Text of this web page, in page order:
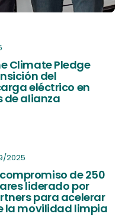
Climate Pledge
del
eléctrico en
de alianza
2025
de 250
liderado por
para acelerar
la movilidad limpia